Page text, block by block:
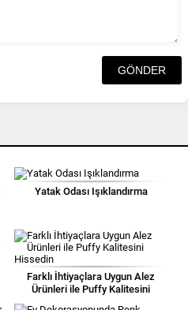
Yatak Odası Işıklandırma
Farklı İhtiyaçlara Uygun Alez
Ürünleri ile Puffy Kalitesini